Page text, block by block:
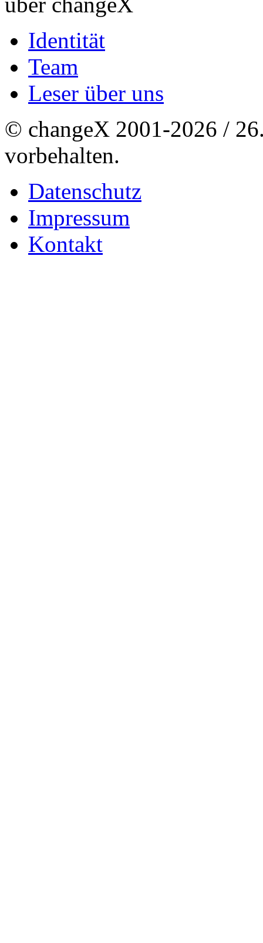
Identität
Team
Leser über uns
© changeX 2001-2026 /
vorbehalten.
Datenschutz
Impressum
Kontakt